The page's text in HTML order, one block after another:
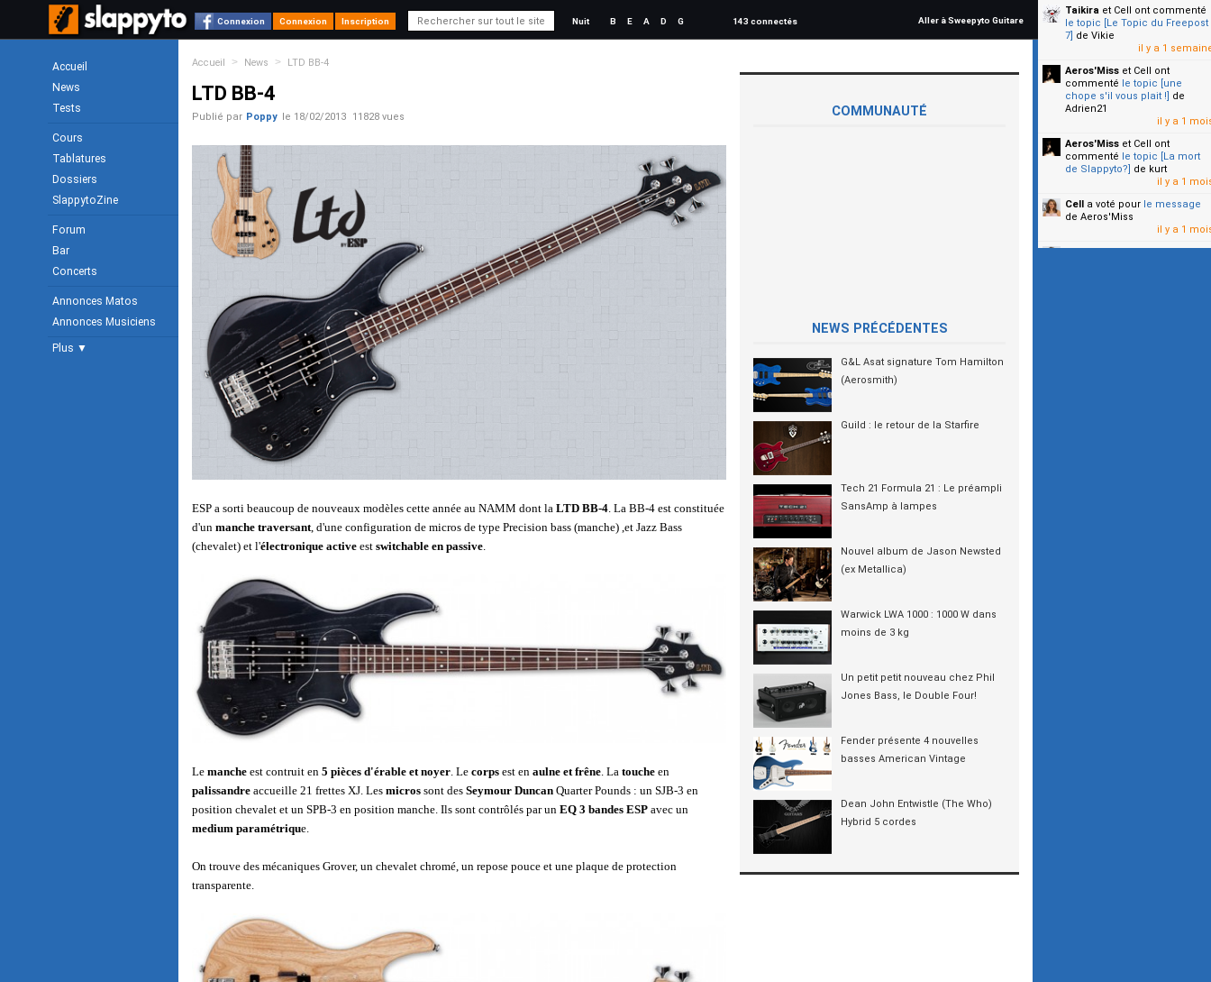
Connexion Connexion Inscription Nuit B E A D G 143 connectés Aller à Sweepyto Guitare
Accueil
News
Tests
Cours
Tablatures
Dossiers
SlappytoZine
Forum
Bar
Concerts
Annonces Matos
Annonces Musiciens
Plus ▼
Accueil > News > LTD BB-4
LTD BB-4
Publié par Poppy le 18/02/2013 11828 vues
ESP a sorti beaucoup de nouveaux modèles cette année au NAMM dont la LTD BB-4 . La BB-4 est constituée
d'un manche traversant , d'une configuration de micros de type Precision bass (manche) ,et Jazz Bass
(chevalet) et l'électronique active est switchable en passive
Le manche est contruit en 5 pièces d'érable et noyer. Le corps est en aulne et frêne. La touche en
palissandre accueille 21 frettes XJ. Les micros sont des Seymour Duncan Quarter Pounds : un SJB-3 en
position chevalet et un SPB-3 en position manche. Ils sont contrôlés par un EQ 3 bandes ESP avec un
medium paramétrique.
On trouve des mécaniques Grover, un chevalet chromé, un repose pouce et une plaque de protection
transparente.
COMMUNAUTÉ
NEWS PRÉCÉDENTES
G&L Asat signature Tom Hamilton
(Aerosmith)
Guild : le retour de la Starfire
Tech 21 Formula 21 : Le préampli
SansAmp à lampes
Nouvel album de Jason Newsted
(ex Metallica)
Warwick LWA 1000 : 1000 W dans
moins de 3 kg
Un petit petit nouveau chez Phil
Jones Bass, le Double Four!
Fender présente 4 nouvelles
basses American Vintage
Dean John Entwistle (The Who)
Hybrid 5 cordes
Taikira et Cell ont commenté
le topic [Le Topic du Freepost
7] de Vikie
il y a 1
Aeros'Miss et Cell ont
commenté le topic [une
chope s'il vous plait !] de
Adrien21
il y a 1
Aeros'Miss et Cell ont
commenté le topic [La mort
de Slappyto?] de kurt
il y a 1
Cell a voté pour le message
de Aeros'Miss
il y a 1
Cella voté pourle message